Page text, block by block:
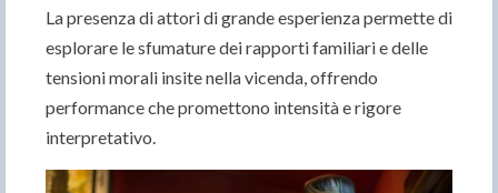
La presenza di attori di grande esperienza permette di
esplorare le sfumature dei rapporti familiari e delle
tensioni morali insite nella vicenda, offrendo
performance che promettono intensità e rigore
interpretativo.